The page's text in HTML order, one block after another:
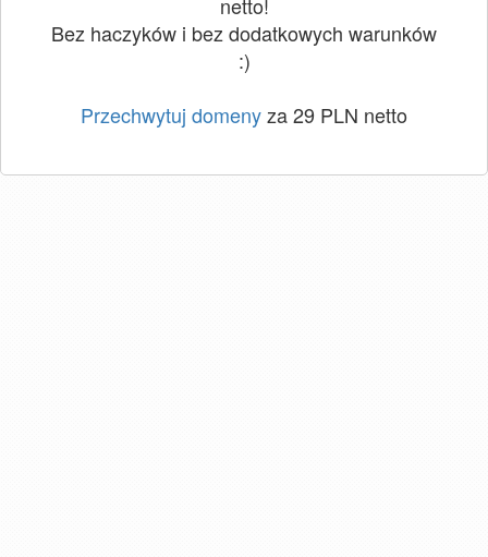
Bez haczyków i bez dodatkowych warunków
:)
Przechwytuj domenyza 29 PLN netto